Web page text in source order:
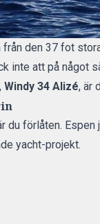
den 37 fot
inte att på något
Windy 34 Alizé, är
du förlåten.
yacht-projekt.